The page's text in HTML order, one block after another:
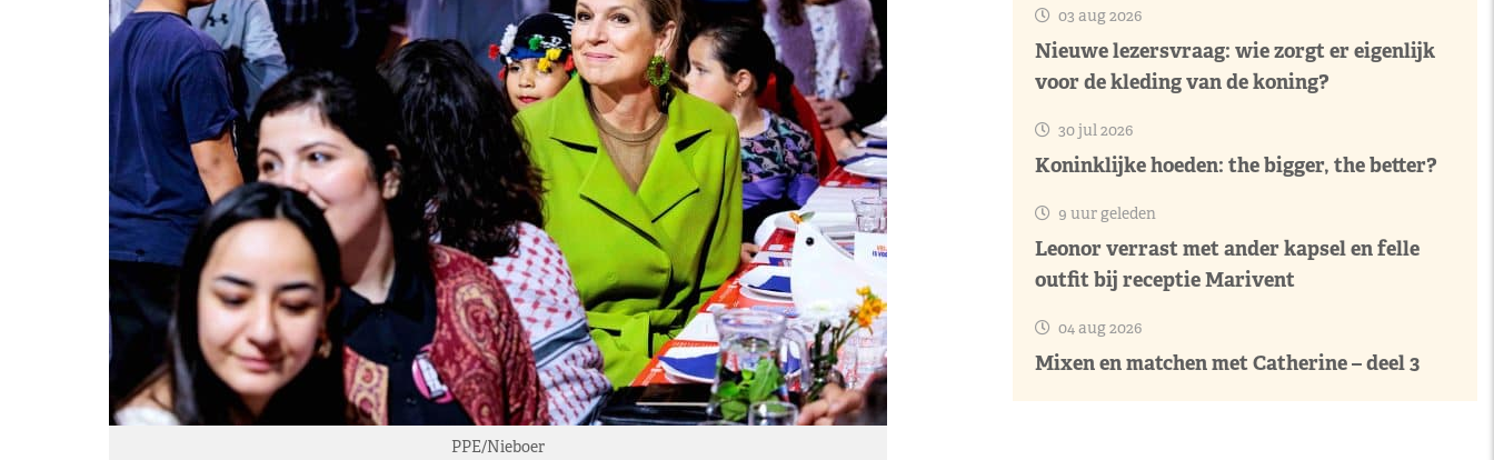
PPE/Nieboer
03 aug 2026
Nieuwe lezersvraag: wie zorgt er eigenlijk
voor de kleding van de koning?
30 jul 2026
Koninklijke hoeden: the bigger, the better?
9 uur geleden
Leonor verrast met ander kapsel en felle
outfit bij receptie Marivent
04 aug 2026
Mixen en matchen met Catherine – deel 3